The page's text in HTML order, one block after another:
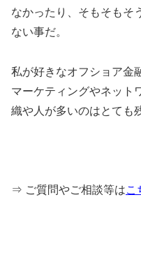
なかったり、そもそもそ
ない事だ。
私が好きなオフショア金
マーケティングやネット
織や人が多いのはとても
⇒ ご質問やご相談等はこ